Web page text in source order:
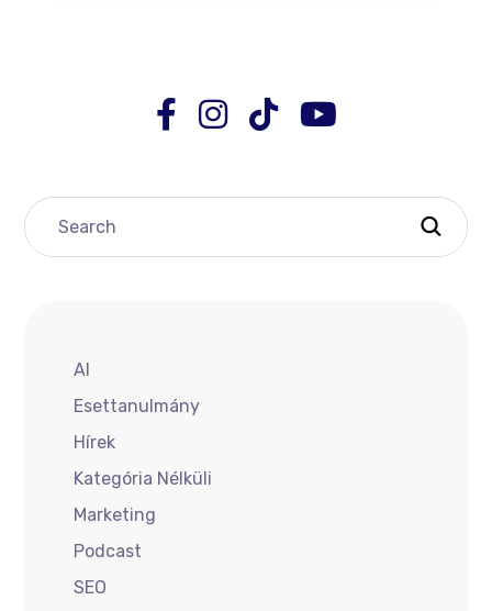
AI
Esettanulmány
Hírek
Kategória Nélküli
Marketing
Podcast
SEO